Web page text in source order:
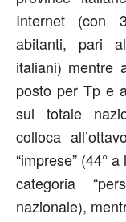
Internet (con
abitanti, pari
italiani) mentre
posto per Tp e
sul totale
colloca
“imprese” (44°
categoria
nazionale),